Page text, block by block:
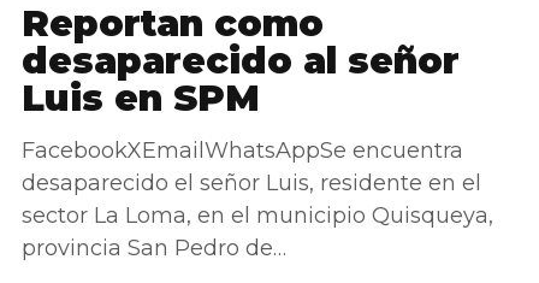
Reportan como
desaparecido al señor
Luis en SPM
FacebookXEmailWhatsAppSe encuentra
desaparecido el señor Luis, residente en el
sector La Loma, en el municipio Quisqueya,
provincia San Pedro de…